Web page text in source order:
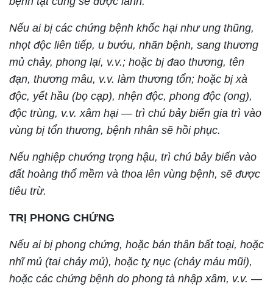
Nếu ai bị các chứng bệnh khốc hại như ung thũng,
nhọt độc liên tiếp, u bướu, nhãn bệnh, sang thương
mủ chảy, phong lại, v.v.; hoặc bị đao thương, tên
đạn, thương mâu, v.v. làm thương tổn; hoặc bị xà
độc, yết hầu (bọ cạp), nhện độc, phong độc (ong),
độc trùng, v.v. xâm hại — trì chú bảy biến gia trì vào
vùng bị tổn thương, bệnh nhân sẽ hồi phục.
Nếu nghiệp chướng trọng hậu, trì chú bảy biến vào
đất hoàng thổ mềm và thoa lên vùng bệnh, sẽ được
tiêu trừ.
TRỊ PHONG CHỨNG
Nếu ai bị phong chứng, hoặc bán thân bất toại, hoặc
nhĩ mủ (tai chảy mủ), hoặc tỵ nục (chảy máu mũi),
hoặc các chứng bệnh do phong tà nhập xâm, v.v. —